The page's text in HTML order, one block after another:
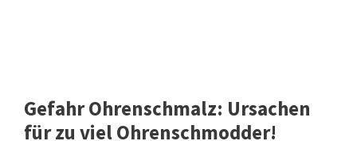
Gefahr Ohrenschmalz: Ursachen
für zu viel Ohrenschmodder!